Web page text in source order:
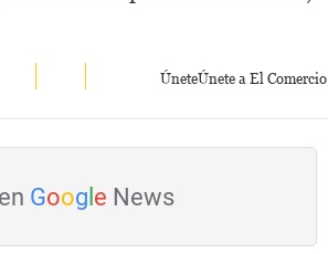
ÚneteÚnete a El Comercio
Goog e News